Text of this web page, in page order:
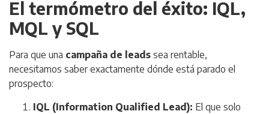
El termómetro del éxito: IQL,
MQL y SQL
Para que una campaña de leads sea rentable,
necesitamos saber exactamente dónde está parado el
prospecto:
IQL (Information Qualified Lead): El que solo